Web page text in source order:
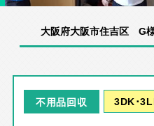
大阪府大阪市住吉区 G
不用品回収 3DK･